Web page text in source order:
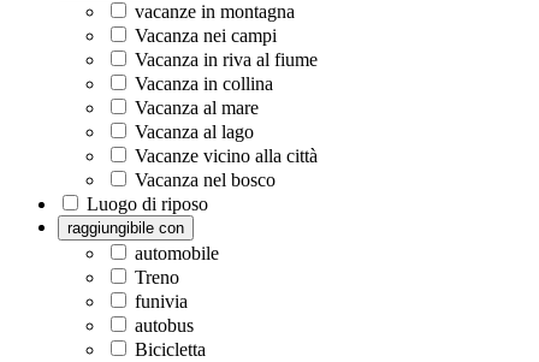
vacanze in montagna
Vacanza nei campi
Vacanza in riva al fiume
Vacanza in collina
Vacanza al mare
Vacanza al lago
Vacanze vicino alla città
Vacanza nel bosco
Luogo di riposo
raggiungibile con
automobile
Treno
funivia
autobus
Bicicletta